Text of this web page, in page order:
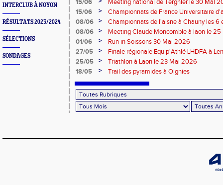
INTERCLUB À NOYON
RÉSULTATS 2023/2024
SÉLECTIONS
SONDAGES
15/06
Meeting national de Tergnier le 30 Mai
15/06
>
Championnats de France Universitaire
Mai 2026
08/06 >
Championnats de l'aisne à Chauny les 6
08/06
>
Meeting Claude Moncomble à laon le
01/06
>
Run in Soissons 30 Mai 2026
27/05
>
Finale régionale Equip'Athlé LHDFA à
25/05
>
Triathlon à Laon le 23 Mai 2026
18/05
> Trail des pyramides à Oignies